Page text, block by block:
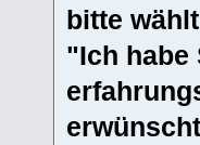
bitte
"Ich habe